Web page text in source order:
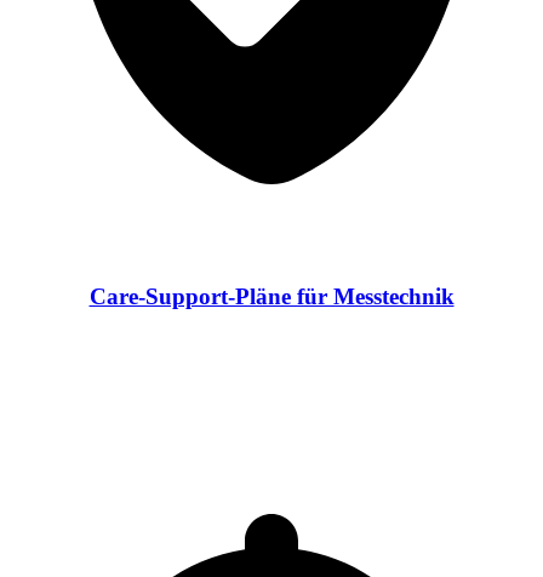
Care-Support-Pläne für Messtechnik